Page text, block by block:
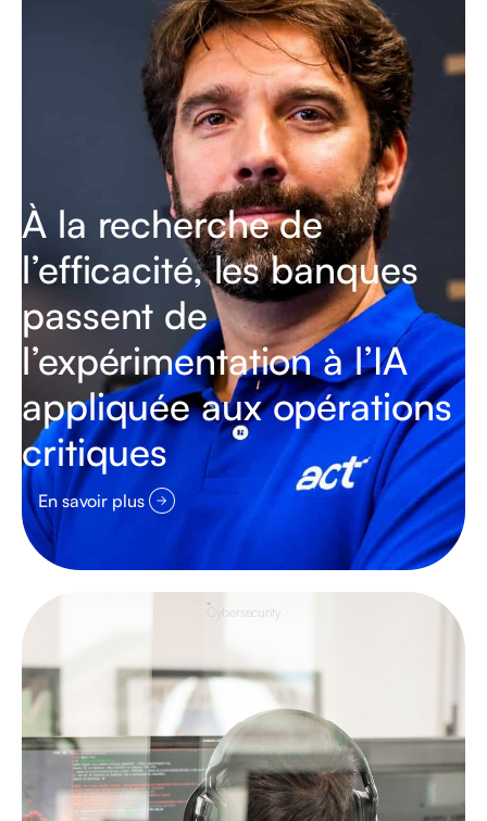
À la recherche de
l’efficacité, les banques
passent de
l’expérimentation à l’IA
appliquée aux opérations
critiques
En savoir plus
Cybersecurity